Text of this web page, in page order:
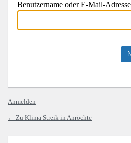
Benutzername oder E-Mail-Adresse
Anmelden
← Zu Klima Streik in Anröchte